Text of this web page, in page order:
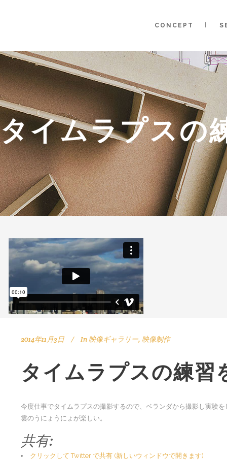
CONCEPT
タイムラプスの
2014年11月3日 In 映像ギャラリー, 映像制作
タイムラプスの練習
今度仕事でタイムラプスの撮影するので、ベランダから撮影し実験を
雲のうにょうにょが楽しい。
共有:
クリックして Twitter で共有 (新しいウィンドウで開きます)